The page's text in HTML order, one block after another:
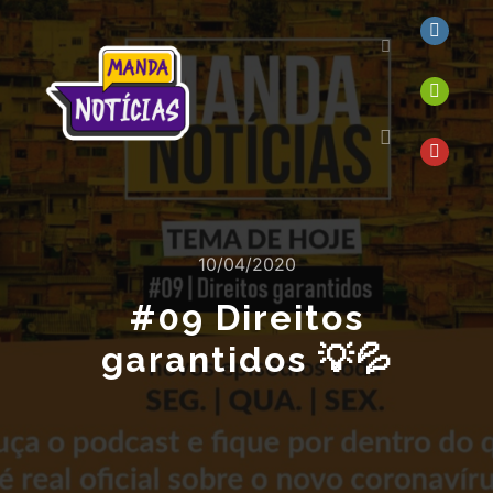
10/04/2020
#09 Direitos
garantidos 💡💦